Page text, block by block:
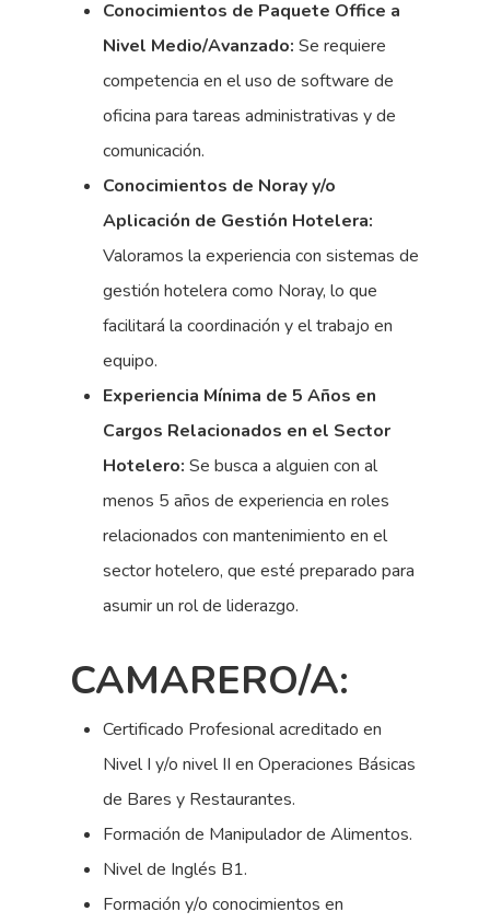
Conocimientos de Paquete Office a
Nivel Medio/Avanzado: Se requiere
competencia en el uso de software de
oficina para tareas administrativas y de
comunicación.
Conocimientos de Noray y/o
Aplicación de Gestión Hotelera:
Valoramos la experiencia con sistemas de
gestión hotelera como Noray, lo que
facilitará la coordinación y el trabajo en
equipo.
Experiencia Mínima de 5 Años en
Cargos Relacionados en el Sector
Hotelero: Se busca a alguien con al
menos 5 años de experiencia en roles
relacionados con mantenimiento en el
sector hotelero, que esté preparado para
asumir un rol de liderazgo.
CAMARERO/A:
Certificado Profesional acreditado en
Nivel I y/o nivel II en Operaciones Básicas
de Bares y Restaurantes.
Formación de Manipulador de Alimentos.
Nivel de Inglés B1.
Formación y/o conocimientos en